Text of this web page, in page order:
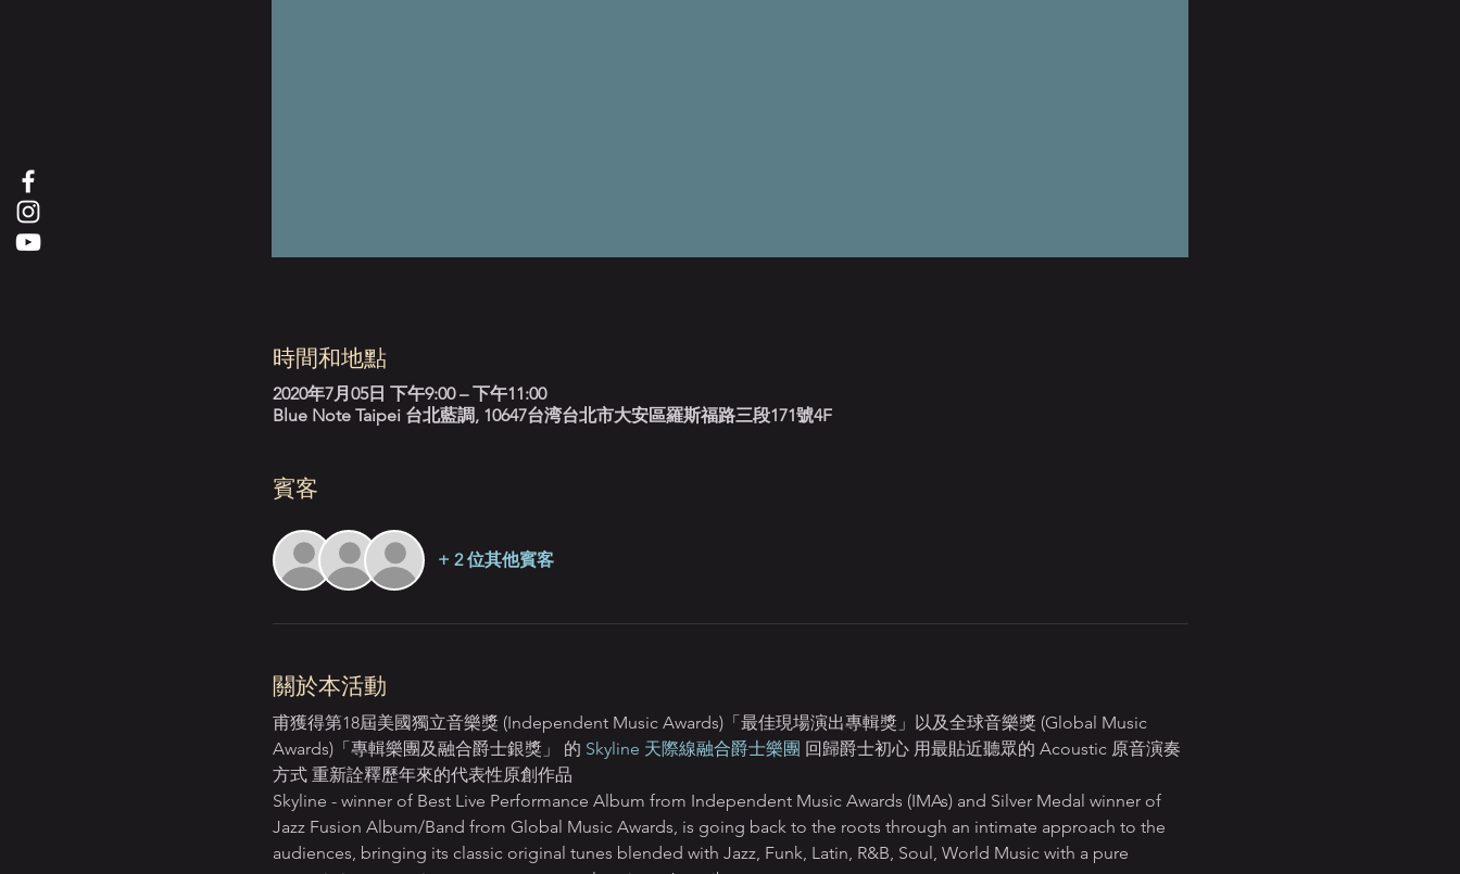
時間和地點
2020年7月05日 下午9:00 – 下午11:00
Blue Note Taipei 台北藍調, 10647台湾台北市大安區羅斯福路三段171號4F
賓客
+ 2 位其他賓客
關於本活動
甫獲得第18屆美國獨立音樂獎 (Independent Music Awards)「最佳現場演出專輯獎」以及全球音樂獎 (Global Music
Awards)「專輯樂團及融合爵士銀獎」 的 Skyline 天際線融合爵士樂團 回歸爵士初心 用最貼近聽眾的 Acoustic 原音演奏
方式 重新詮釋歷年來的代表性原創作品
Skyline - winner of Best Live Performance Album from Independent Music Awards (IMAs) and Silver Medal winner of
Jazz Fusion Album/Band from Global Music Awards, is going back to the roots through an intimate approach to the
audiences, bringing its classic original tunes blended with Jazz, Funk, Latin, R&B, Soul, World Music with a pure